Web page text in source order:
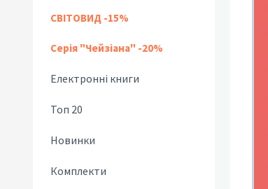
СВІТОВИД -15%
Серія "Чейзіана" -20%
Електронні книги
Топ 20
Новинки
Комплекти